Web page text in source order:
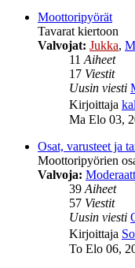
Moottoripyörät
Tavarat kiertoon
Valvojat: Jukka,
11Aiheet
17 Viestit
Uusin viesti
Kirjoittaja
Ma Elo 03,
Osat, varusteet ja
Moottoripyörien
Valvoja:
39Aiheet
57 Viestit
Uusin viesti
Kirjoittaja
To Elo 06,